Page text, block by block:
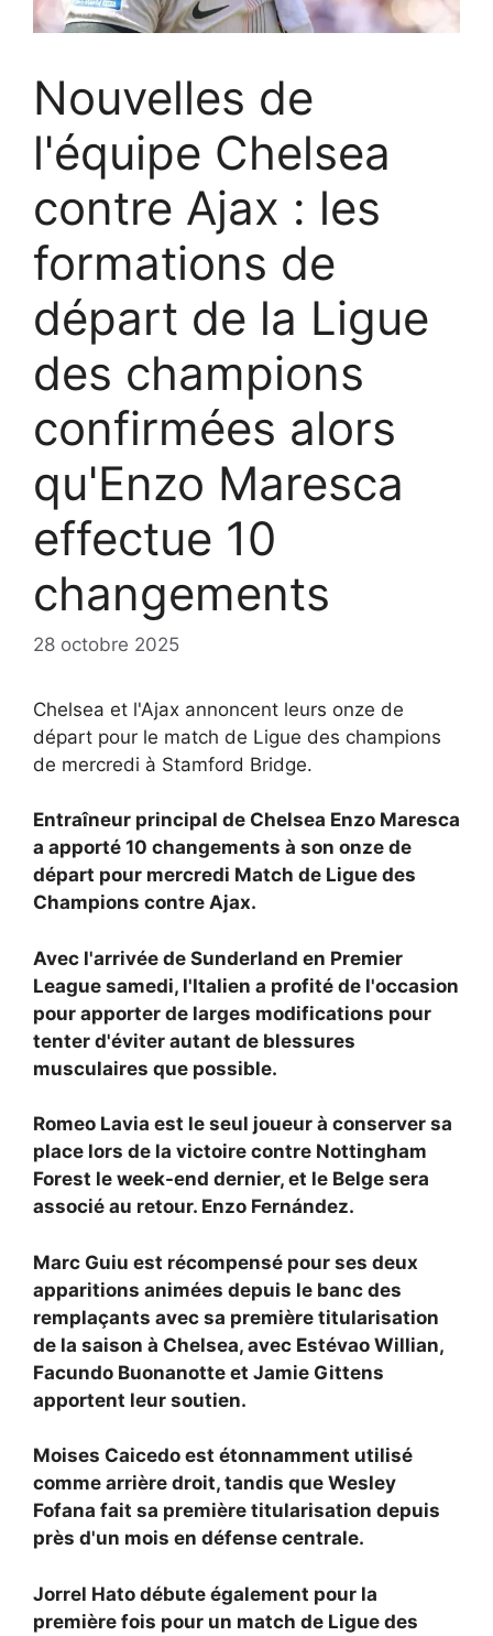
Nouvelles de
l'équipe Chelsea
contre Ajax : les
formations de
départ de la Ligue
des champions
confirmées alors
qu'Enzo Maresca
effectue 10
changements
28 octobre 2025
Chelsea et l'Ajax annoncent leurs onze de
départ pour le match de Ligue des champions
de mercredi à Stamford Bridge.
Entraîneur principal de Chelsea Enzo Maresca
a apporté 10 changements à son onze de
départ pour mercredi Match de Ligue des
Champions contre Ajax.
Avec l'arrivée de Sunderland en Premier
League samedi, l'Italien a profité de l'occasion
pour apporter de larges modifications pour
tenter d'éviter autant de blessures
musculaires que possible.
Romeo Lavia est le seul joueur à conserver sa
place lors de la victoire contre Nottingham
Forest le week-end dernier, et le Belge sera
associé au retour. Enzo Fernández.
Marc Guiu est récompensé pour ses deux
apparitions animées depuis le banc des
remplaçants avec sa première titularisation
de la saison à Chelsea, avec Estévao Willian,
Facundo Buonanotte et Jamie Gittens
apportent leur soutien.
Moises Caicedo est étonnamment utilisé
comme arrière droit, tandis que Wesley
Fofana fait sa première titularisation depuis
près d'un mois en défense centrale.
Jorrel Hato débute également pour la
première fois pour un match de Ligue des